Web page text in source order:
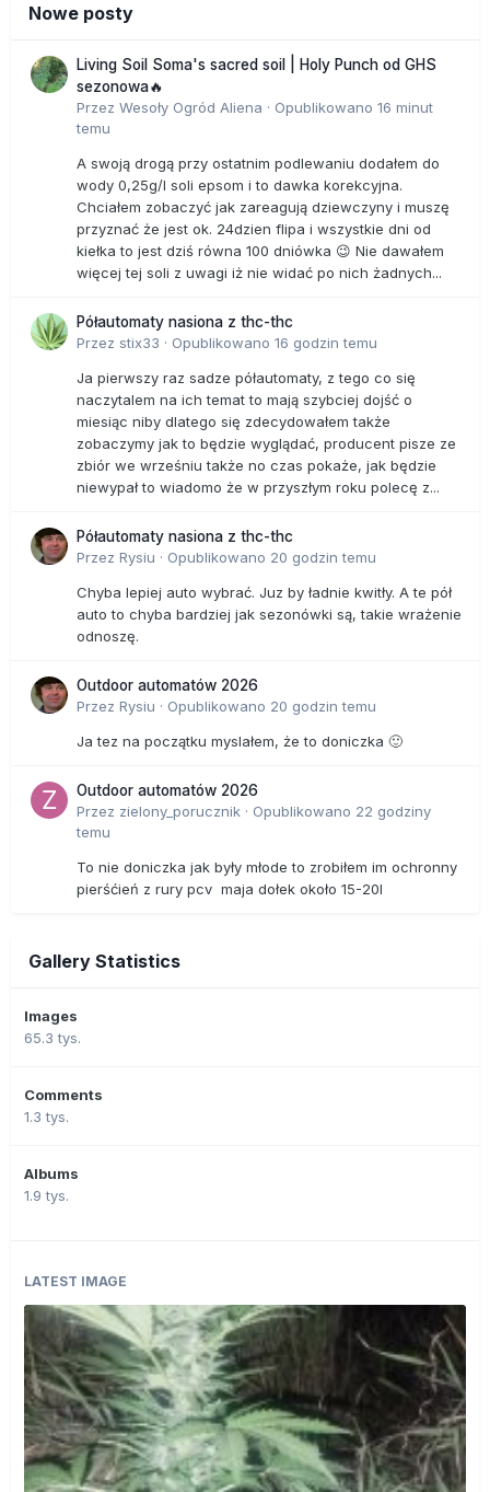
Nowe posty
Living Soil Soma's sacred soil | Holy Punch od GHS
sezonowa🔥
Przez Wesoły Ogród Aliena · Opublikowano 16 minut
temu
A swoją drogą przy ostatnim podlewaniu dodałem do
wody 0,25g/l soli epsom i to dawka korekcyjna.
Chciałem zobaczyć jak zareagują dziewczyny i muszę
przyznać że jest ok. 24dzien flipa i wszystkie dni od
kiełka to jest dziś równa 100 dniówka 😉 Nie dawałem
więcej tej soli z uwagi iż nie widać po nich żadnych...
Półautomaty nasiona z thc-thc
Przez stix33 · Opublikowano 16 godzin temu
Ja pierwszy raz sadze półautomaty, z tego co się
naczytalem na ich temat to mają szybciej dojść o
miesiąc niby dlatego się zdecydowałem także
zobaczymy jak to będzie wyglądać, producent pisze ze
zbiór we wrześniu także no czas pokaże, jak będzie
niewypał to wiadomo że w przyszłym roku polecę z...
Półautomaty nasiona z thc-thc
Przez Rysiu · Opublikowano 20 godzin temu
Chyba lepiej auto wybrać. Juz by ładnie kwitły. A te pół
auto to chyba bardziej jak sezonówki są, takie wrażenie
odnoszę.
Outdoor automatów 2026
Przez Rysiu · Opublikowano 20 godzin temu
Ja tez na początku myslałem, że to doniczka 🙂
Outdoor automatów 2026
Przez zielony_porucznik · Opublikowano 22 godziny
temu
To nie doniczka jak były młode to zrobiłem im ochronny
pierśćień z rury pcv maja dołek około 15-20l
Gallery Statistics
Images
65.3 tys.
Comments
1.3 tys.
Albums
1.9 tys.
LATEST IMAGE